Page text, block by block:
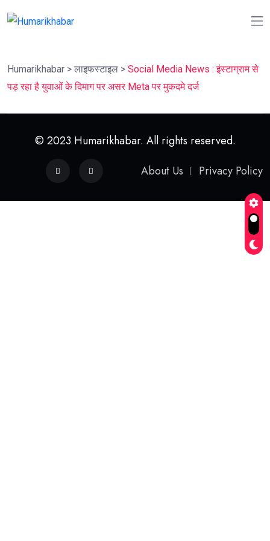
Humarikhabar > लाइफस्‍टाइल > Social Media News : इंस्टाग्राम से
पड़ रहा है युवाओं के दिमाग पर असर Meta पर मुकदमे दर्ज
© 2023 Humarikhabar. All rights reserved.
About Us
Privacy Policy